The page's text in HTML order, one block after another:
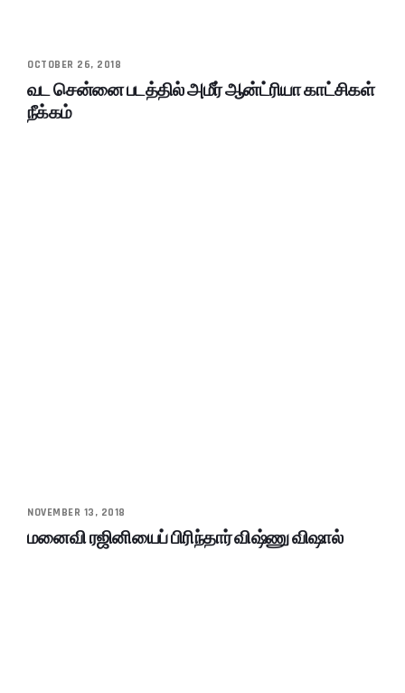
OCTOBER 26, 2018
வட சென்னை படத்தில் அமீர் ஆன்ட்ரியா காட்சிகள்
நீக்கம்
NOVEMBER 13, 2018
மனைவி ரஜினியைப் பிரிந்தார் விஷ்ணு விஷால்